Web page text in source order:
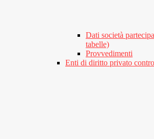
Dati società
tabelle)
Provvedimenti
Enti di diritto privato